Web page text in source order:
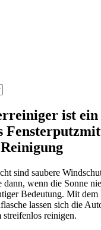
ist ein
sind saubere
dann, wenn die Sonne
Bedeutung. Mit dem
lassen sich die
reinigen.